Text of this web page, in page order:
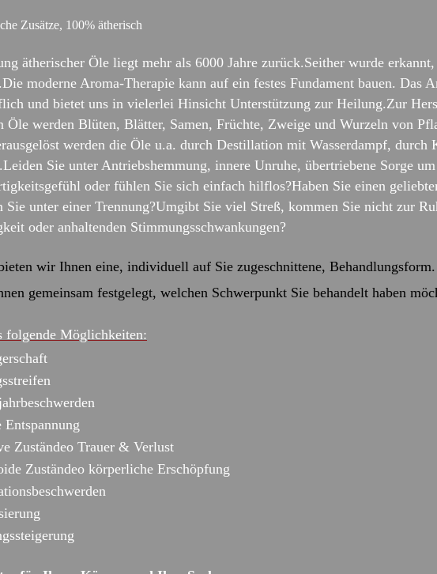
Zusätze, 100% ätherisch
ätherischer Öle liegt mehr als 6000 Jahre zurück.Seither wurde
moderne Aroma-Therapie kann auf ein festes Fundament bauen. Das
und bietet uns in vielerlei Hinsicht Unterstützung zur Heilung.Zur
Öle werden Blüten, Blätter, Samen, Früchte, Zweige und Wurzeln von
werden die Öle u.a. durch Destillation mit Wasserdampf, durch
Sie unter Antriebshemmung, innere Unruhe, übertriebene Sorge
oder fühlen Sie sich einfach hilflos?Haben Sie einen
Sie unter einer Trennung?Umgibt Sie viel Streß, kommen Sie nicht zur
oder anhaltenden Stimmungsschwankungen?
wir Ihnen eine, individuell auf Sie zugeschnittene,
gemeinsam festgelegt, welchen Schwerpunkt Sie behandelt haben
folgende Möglichkeiten:
Entspannung
Zuständeo Trauer & Verlust
Zuständeo körperliche Erschöpfung